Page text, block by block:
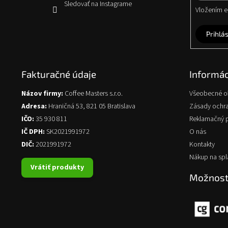
Sledovať na Instagrame
Vložením
Fakturačné údaje
Názov firmy: Coffee Masters s.r.o.
Adresa: Hraničná 53, 821 05 Bratislava
IČO: 35 930 811
IČ DPH: SK2021991972
DIČ: 2021991972
Vrátiť produkty
Všeobecné
Zásady
Reklamačný
O nás
Kontakty
Nákup na